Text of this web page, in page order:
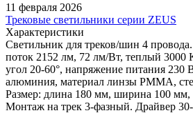
11 февраля 2026
Трековые светильники серии ZEUS
Характеристики
Светильник для треков/шин 4
поток 2152 лм, 72 лм/Вт, теплый 3000
угол 20-60°, напряжение питания 230
алюминия, материал линзы PMMA,
Размер: длина 180 мм, ширина 100 мм,
Монтаж на трек 3-фазный. Драйвер